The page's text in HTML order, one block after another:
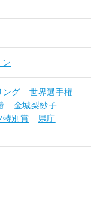
ン
ング
世界選手権
金城梨紗子
特別賞
県庁